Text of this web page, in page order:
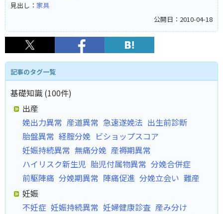
見出し： 家具
公開日：2010-04-18
記事のタグ一覧
基礎知識 (100件)
出産
娩出力異常 産道異常 急速遂娩法 出生前診断
胎盤異常 経腟分娩 ビショップスコア
妊娠持続異常 無痛分娩 産褥期異常
ハイリスク新生児 胎児付属物異常 分娩合併症
前駆陣痛 分娩期異常 陣痛促進 分娩立会い 難産
妊娠
不妊症 妊娠持続異常 妊婦健康診査 産み分け